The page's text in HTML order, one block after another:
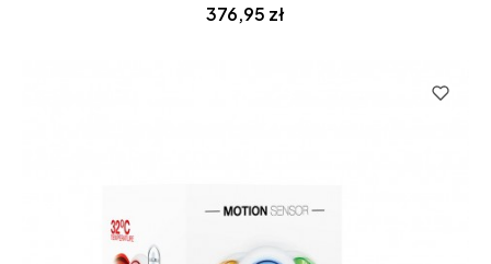
Cena
376,95 zł